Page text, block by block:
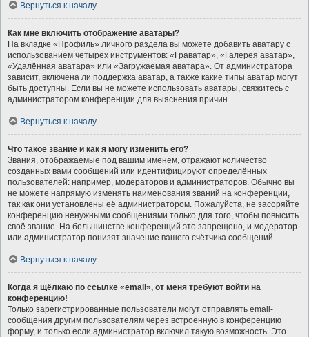
Вернуться к началу
Как мне включить отображение аватары?
На вкладке «Профиль» личного раздела вы можете добавить аватару с
использованием четырёх инструментов: «Граватар», «Галерея аватар»,
«Удалённая аватара» или «Загружаемая аватара». От администратора
зависит, включена ли поддержка аватар, а также какие типы аватар могут
быть доступны. Если вы не можете использовать аватары, свяжитесь с
администратором конференции для выяснения причин.
Вернуться к началу
Что такое звание и как я могу изменить его?
Звания, отображаемые под вашим именем, отражают количество
созданных вами сообщений или идентифицируют определённых
пользователей: например, модераторов и администраторов. Обычно вы
не можете напрямую изменять наименования званий на конференции,
так как они установлены её администратором. Пожалуйста, не засоряйте
конференцию ненужными сообщениями только для того, чтобы повысить
своё звание. На большинстве конференций это запрещено, и модератор
или администратор понизят значение вашего счётчика сообщений.
Вернуться к началу
Когда я щёлкаю по ссылке «email», от меня требуют войти на
конференцию!
Только зарегистрированные пользователи могут отправлять email-
сообщения другим пользователям через встроенную в конференцию
форму, и только если администратор включил такую возможность. Это